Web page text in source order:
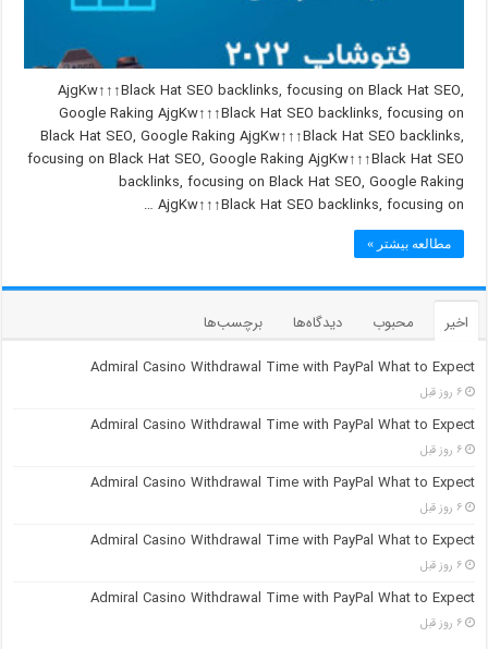
AjgKw↑↑↑Black Hat SEO backlinks, focusing on Black Hat SEO,
Google Raking AjgKw↑↑↑Black Hat SEO backlinks, focusing on
Black Hat SEO, Google Raking AjgKw↑↑↑Black Hat SEO backlinks,
focusing on Black Hat SEO, Google Raking AjgKw↑↑↑Black Hat SEO
backlinks, focusing on Black Hat SEO, Google Raking
AjgKw↑↑↑Black Hat SEO backlinks, focusing on …
مطالعه بیشتر »
اخیر محبوب دیدگاه‌ها
برچسب‌ها
Admiral Casino Withdrawal Time with PayPal What to Expect
۶ روز قبل
Admiral Casino Withdrawal Time with PayPal What to Expect
۶ روز قبل
Admiral Casino Withdrawal Time with PayPal What to Expect
۶ روز قبل
Admiral Casino Withdrawal Time with PayPal What to Expect
۶ روز قبل
Admiral Casino Withdrawal Time with PayPal What to Expect
۶ روز قبل